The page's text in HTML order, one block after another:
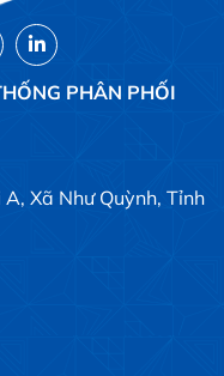
PHÂN PHỐI
Xã Như Quỳnh, Tỉnh